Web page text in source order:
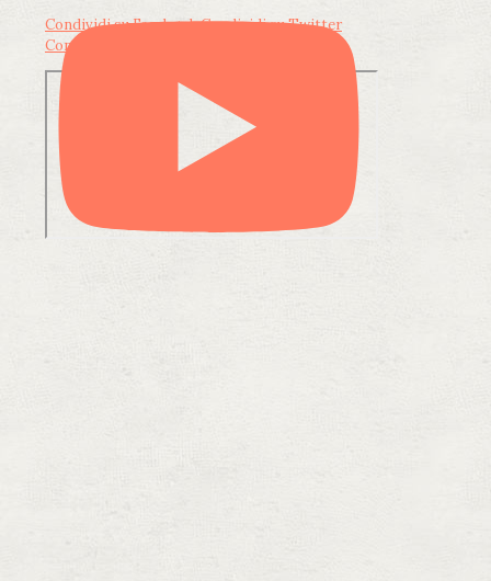
Condividi su FacebookCondividi su Twitter
Condividi su LinkedIn